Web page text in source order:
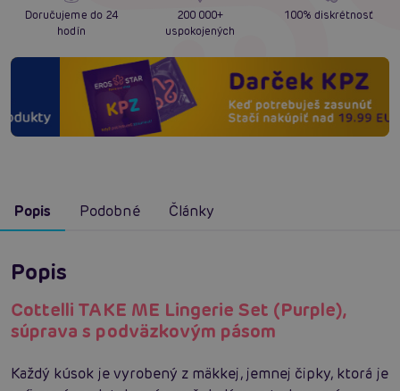
Doručujeme do 24
hodín
200 000+
uspokojených
100% diskrétnosť
Popis Podobné Články
Popis
Cottelli TAKE ME Lingerie Set (Purple),
súprava s podväzkovým pásom
Každý kúsok je vyrobený z mäkkej, jemnej čipky, ktorá je